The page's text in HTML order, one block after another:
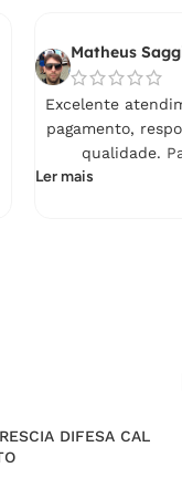
Matheus
Excelente
pagamento,
qualidade.
Ler mais
DIFESA CAL